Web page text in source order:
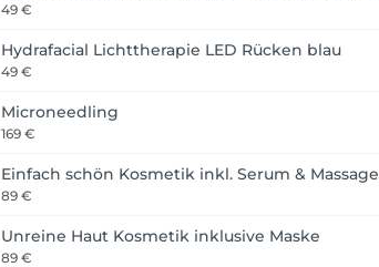
49 €
Hydrafacial Lichttherapie LED Rücken blau
49 €
Microneedling
169 €
Einfach schön Kosmetik inkl. Serum & Massage
89 €
Unreine Haut Kosmetik inklusive Maske
89 €